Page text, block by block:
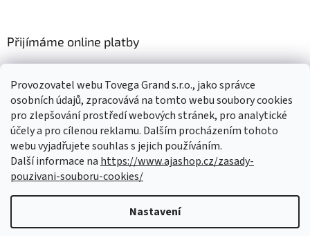
Provozovatel webu Tovega Grand s.r.o., jako správce
osobních údajů, zpracovává na tomto webu soubory cookies
pro zlepšování prostředí webových stránek, pro analytické
účely a pro cílenou reklamu. Dalším procházením tohoto
webu vyjadřujete souhlas s jejich používáním.
Další informace na https://www.ajashop.cz/zasady-
pouzivani-souboru-cookies/
Nastavení
Přijímáme online platby
Nákupní košík
0KS /0 KČ
Vytvořil Shoptet